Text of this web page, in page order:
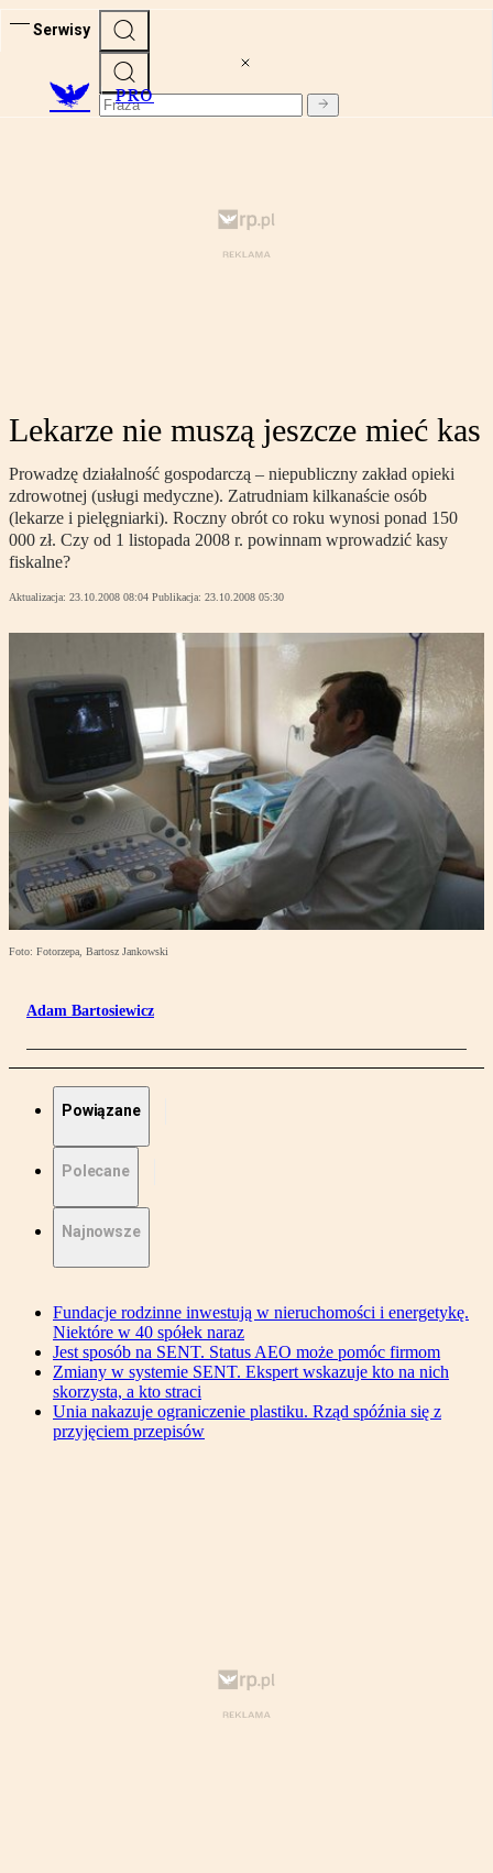
Serwisy
PRO
Lekarze nie muszą jeszcze mieć kas
Prowadzę działalność gospodarczą – niepubliczny zakład opieki
zdrowotnej (usługi medyczne). Zatrudniam kilkanaście osób
(lekarze i pielęgniarki). Roczny obrót co roku wynosi ponad 150
000 zł. Czy od 1 listopada 2008 r. powinnam wprowadzić kasy
fiskalne?
Aktualizacja: 23.10.2008 08:04 Publikacja: 23.10.2008 05:30
Foto: Fotorzepa, Bartosz Jankowski
Adam Bartosiewicz
Powiązane
Polecane
Najnowsze
Fundacje rodzinne inwestują w nieruchomości i energetykę.
Niektóre w 40 spółek naraz
Jest sposób na SENT. Status AEO może pomóc firmom
Zmiany w systemie SENT. Ekspert wskazuje kto na nich
skorzysta, a kto straci
Unia nakazuje ograniczenie plastiku. Rząd spóźnia się z
przyjęciem przepisów